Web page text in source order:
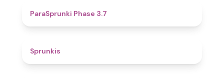
ParaSprunki Phase 3.7
Sprunkis